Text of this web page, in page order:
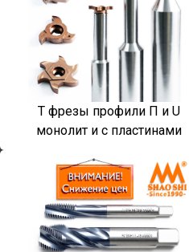
T фрезы профили П и U
монолит и с пластинами